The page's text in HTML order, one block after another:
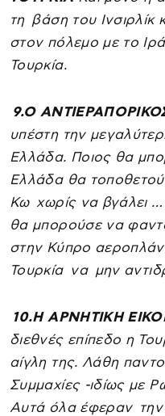
τη βάση του Ινσιρλίκ
στον πόλεμο με το
Τουρκία.
9.Ο
υπέστη την
Ελλάδα. Ποιος θα
Ελλάδα θα
Κω χωρίς να βγάλει
θα μπορούσε να
στην Κύπρο
Τουρκία να μην
10.Η ΑΡΝΗΤΙΚΗ
διεθνές επίπεδο η
αίγλη της. Λάθη
Συμμαχίες -ιδίως με
Αυτά όλα έφεραν την